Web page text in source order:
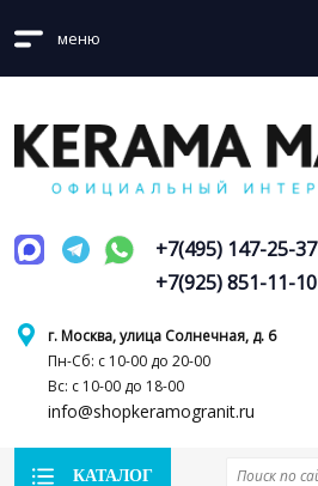
меню
г. Москва, улица Солнечная, д. 6
Пн-Сб: с 10-00 до 20-00
Вс: с 10-00 до 18-00
info@shopkeramogranit.ru
+7(495) 147-25-37
+7(925) 851-11-10
КАТАЛОГ